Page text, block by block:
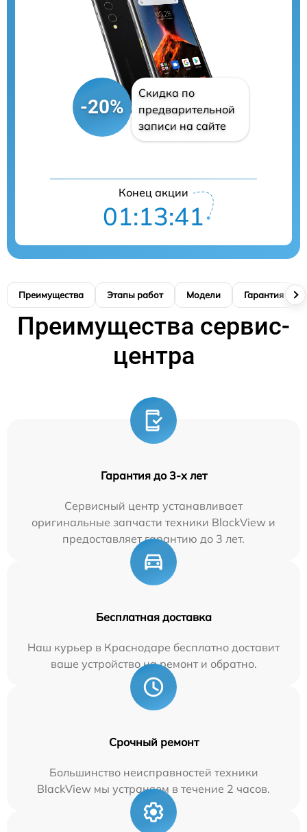
-20%
Скидка по
предварительной
записи на сайте
Конец акции
01:13:41
Преимущества Этапы работ Модели Гарантия
Преимущества сервис-
центра
Гарантия до 3-х лет
Сервисный центр устанавливает
оригинальные запчасти техники BlackView и
предоставляет гарантию до 3 лет.
Бесплатная доставка
Наш курьер в Краснодаре бесплатно доставит
ваше устройство на ремонт и обратно.
Срочный ремонт
Большинство неисправностей техники
BlackView мы устраняем в течение 2 часов.